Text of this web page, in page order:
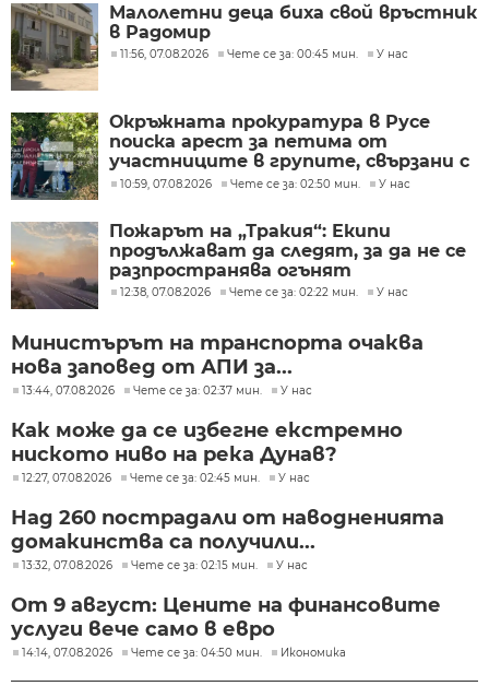
Малолетни деца биха свой връстник
в Радомир
11:56, 07.08.2026 Чете се за: 00:45 мин. У нас
Окръжната прокуратура в Русе
поиска арест за петима от
участниците в групите, свързани с
разбитата лаборатория за
10:59, 07.08.2026 Чете се за: 02:50 мин. У нас
Пожарът на „Тракия“: Екипи
продължават да следят, за да не се
разпространява огънят
12:38, 07.08.2026 Чете се за: 02:22 мин. У нас
Министърът на транспорта очаква
нова заповед от АПИ за...
13:44, 07.08.2026 Чете се за: 02:37 мин. У нас
Как може да се избегне екстремно
ниското ниво на река Дунав?
12:27, 07.08.2026 Чете се за: 02:45 мин. У нас
Над 260 пострадали от наводненията
домакинства са получили...
13:32, 07.08.2026 Чете се за: 02:15 мин. У нас
От 9 август: Цените на финансовите
услуги вече само в евро
14:14, 07.08.2026 Чете се за: 04:50 мин. Икономика